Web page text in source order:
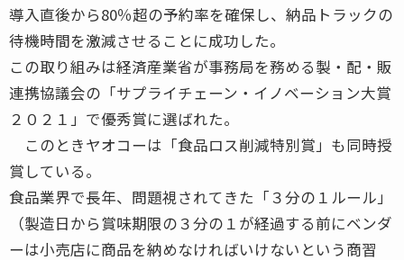
導入直後から80％超の予約率を確保し、納品トラックの
待機時間を激減させることに成功した。
この取り組みは経済産業省が事務局を務める製・配・販
連携協議会の「サプライチェーン・イノベーション大賞
２０２１」で優秀賞に選ばれた。
このときヤオコーは「食品ロス削減特別賞」も同時授
賞している。
食品業界で長年、問題視されてきた「３分の１ルール」
（製造日から賞味期限の３分の１が経過する前にベンダ
ーは小売店に商品を納めなければいけないという商習